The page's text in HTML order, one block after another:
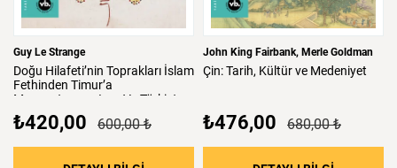
Guy Le Strange
Doğu Hilafeti’nin Toprakları İslam
Fethinden Timur’a
Mezopotamya,
Iran Ve Türkistan
₺420,00 600,00 ₺
John King Fairbank Merle Goldman
Çin:Tarih, Kültürve Medeniyet
₺476,00 680,00 ₺